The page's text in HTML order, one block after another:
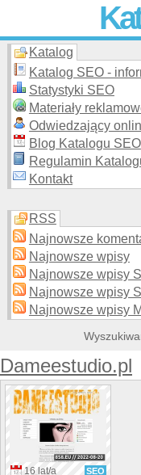
Skuteczna i
Katalog
Katalog SEO -
Statystyki SEO
Materiały
Odwiedzający
Blog Katalogu SEO
Regulamin
Kontakt
RSS
Najnowsze
Najnowsze wpisy
Najnowsze wpisy
Najnowsze wpisy
Najnowsze wpisy
Dameestudio.pl
16 lat/a SEO